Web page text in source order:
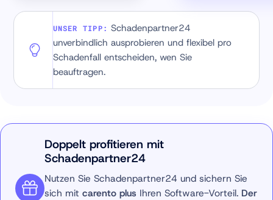
UNSER TIPP
Schadenpartner24
unverbindlich ausprobieren und flexibel pro
Schadenfall entscheiden, wen Sie
beauftragen.
Doppelt profitieren mit
Schadenpartner24
Nutzen Sie Schadenpartner24 und sichern Sie
sich mit carento plus Ihren Software-Vorteil. Der